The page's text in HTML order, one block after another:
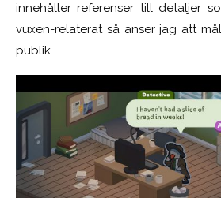
innehåller referenser till detaljer
vuxen-relaterat så anser jag att
publik.